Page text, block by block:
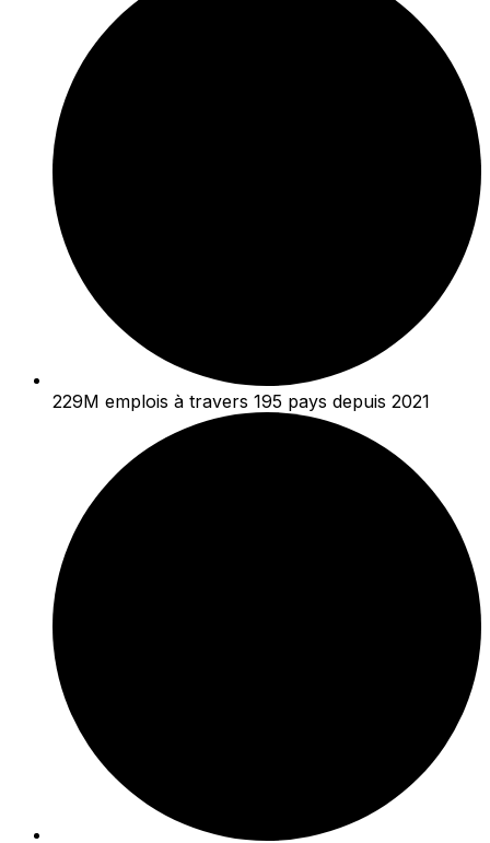
229M emplois à travers 195 pays depuis 2021